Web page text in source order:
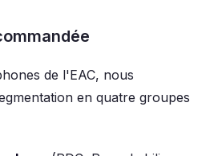
de l'EAC, nous
en quatre groupes